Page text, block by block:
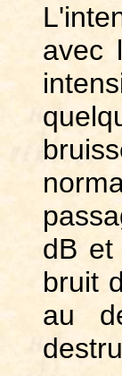
avec
dB et
bruit
au